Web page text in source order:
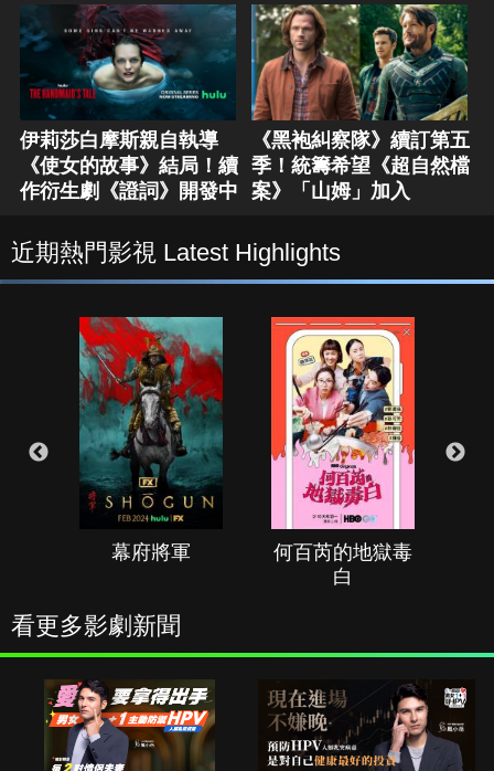
伊莉莎白摩斯親自執導
《使女的故事》結局！續
作衍生劇《證詞》開發中
《黑袍糾察隊》續訂第五
季！統籌希望《超自然檔
案》「山姆」加入
近期熱門影視 Latest Highlights
幕府將軍
何百芮的地獄毒
白
看更多影劇新聞